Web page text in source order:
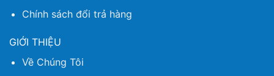
Chính sách đổi trả hàng
GIỚI THIỆU
Về Chúng Tôi